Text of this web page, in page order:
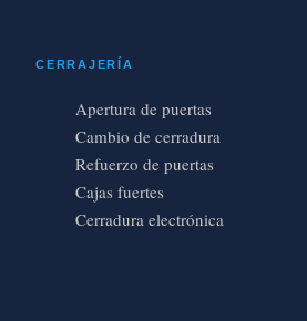
CERRAJERÍA
Apertura de puertas
Cambio de cerradura
Refuerzo de puertas
Cajas fuertes
Cerradura electrónica